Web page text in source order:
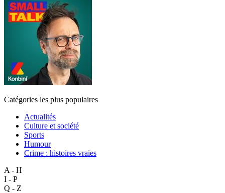
Catégories les plus populaires
Actualités
Culture et société
Sports
Humour
Crime : histoires vraies
A - H
I - P
Q - Z